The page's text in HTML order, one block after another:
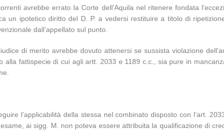
avrebbe errato la Corte dell’Aquila nel ritenere fondata
un ipotetico diritto del D. P. a vedersi restituire a titolo di
dall’appellato sul punto.
di merito avrebbe dovuto attenersi se sussista violazione
fattispecie di cui agli artt. 2033 e 1189 c.c., sia pure in
l’applicabilità della stessa nel combinato disposto con l’art.
ai sigg. M. non poteva essere attribuita la qualificazione di